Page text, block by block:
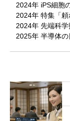
2024年 iPS細胞
2024年 特集「
2024年 先端科学
2025年 半導体の